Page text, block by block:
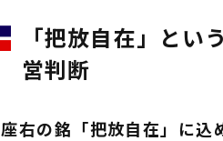
「把放自在」とい
営判断
――座右の銘「把放自在」に